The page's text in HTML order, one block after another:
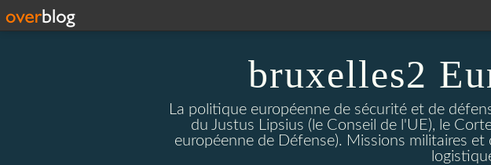
bruxelles2
La politique européenne de sécurité et de
du Justus Lipsius (le Conseil de l'UE), le
européenne de Défense). Missions militaires et